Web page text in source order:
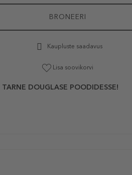
BRONEERI
Kaupluste saadavus
Lisa soovikorvi
DOUGLASE POODIDESSE!